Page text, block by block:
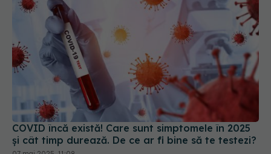
COVID încă există! Care sunt simptomele în 2025
și cât timp durează. De ce ar fi bine să te testezi?